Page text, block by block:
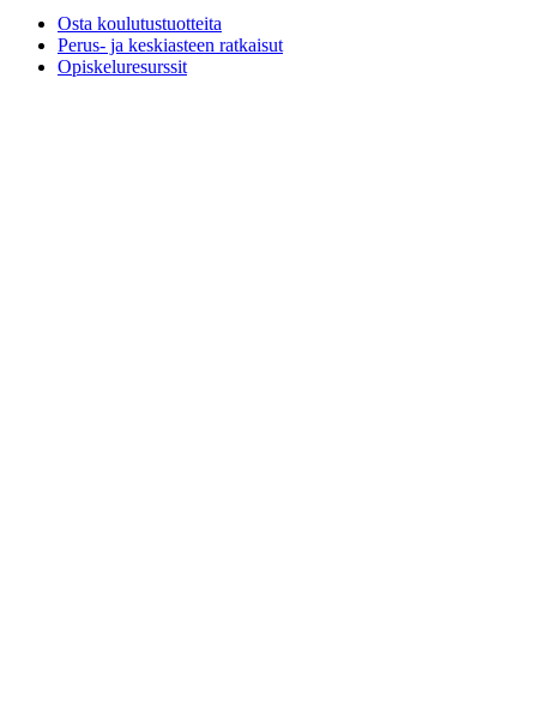
Osta koulutustuotteita
Perus- ja keskiasteen ratkaisut
Opiskeluresurssit